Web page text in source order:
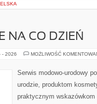
NA CO DZIEŃ
- 2026 MOŻLIWOŚĆ
Serwis modowo-urodowy
urodzie, produktom
praktycznym